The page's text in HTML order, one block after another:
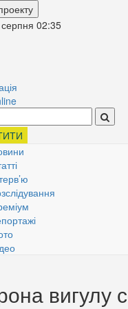
02:35
вигулу